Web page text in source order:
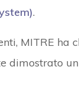
.
MITRE ha
dimostrato